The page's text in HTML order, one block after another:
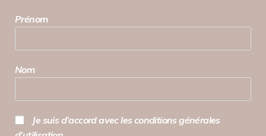
Prénom
Nom
Je suis d’accord avec les conditions générales